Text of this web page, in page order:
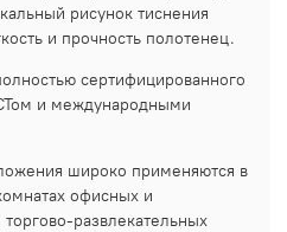
рисунок тиснения
и прочность полотенец.
сертифицированного
и международными
широко применяются в
офисных и
развлекательных